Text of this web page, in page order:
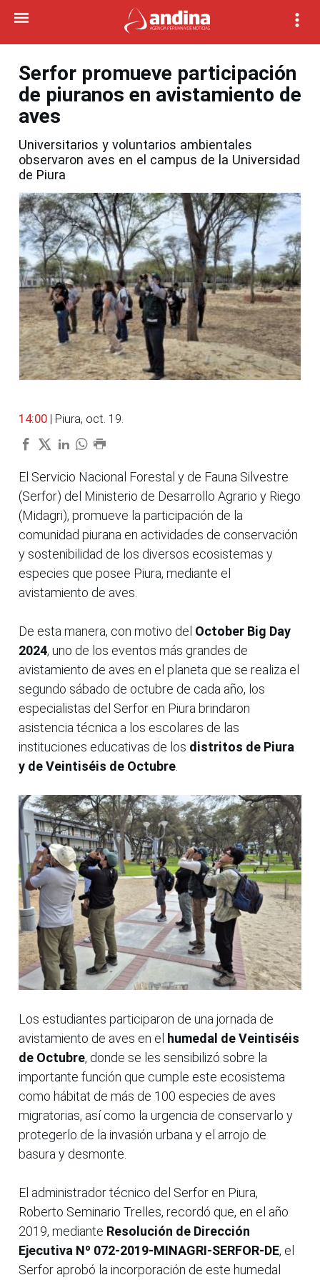
Serfor promueve participación
de piuranos en avistamiento de
aves
Universitarios y voluntarios ambientales
observaron aves en el campus de la Universidad
de Piura
14:00 | Piura, oct. 19.
El Servicio Nacional Forestal y de Fauna Silvestre
(Serfor) del Ministerio de Desarrollo Agrario y Riego
(Midagri), promueve la participación de la
comunidad piurana en actividades de conservación
y sostenibilidad de los diversos ecosistemas y
especies que posee Piura, mediante el
avistamiento de aves.
De esta manera, con motivo del October Big Day
2024, uno de los eventos más grandes de
avistamiento de aves en el planeta que se realiza el
segundo sábado de octubre de cada año, los
especialistas del Serfor en Piura brindaron
asistencia técnica a los escolares de las
instituciones educativas de los distritos de Piura
y de Veintiséis de Octubre.
Los estudiantes participaron de una jornada de
avistamiento de aves en el humedal de Veintiséis
de Octubre, donde se les sensibilizó sobre la
importante función que cumple este ecosistema
como hábitat de más de 100 especies de aves
migratorias, así como la urgencia de conservarlo y
protegerlo de la invasión urbana y el arrojo de
basura y desmonte.
El administrador técnico del Serfor en Piura,
Roberto Seminario Trelles, recordó que, en el año
2019, mediante Resolución de Dirección
Ejecutiva Nº 072-2019-MINAGRI-SERFOR-DE, el
Serfor aprobó la incorporación de este humedal